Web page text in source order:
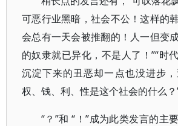
可恶行业黑暗，社会不公！这样的
会总有一天会被推翻的！人一但变
的奴隶就已异化，不是人了！”“时
沉淀下来的丑恶却一点也没进步，
权、钱、利、性是这个社会的什么？
“？”和 “！”成为此类发言的主